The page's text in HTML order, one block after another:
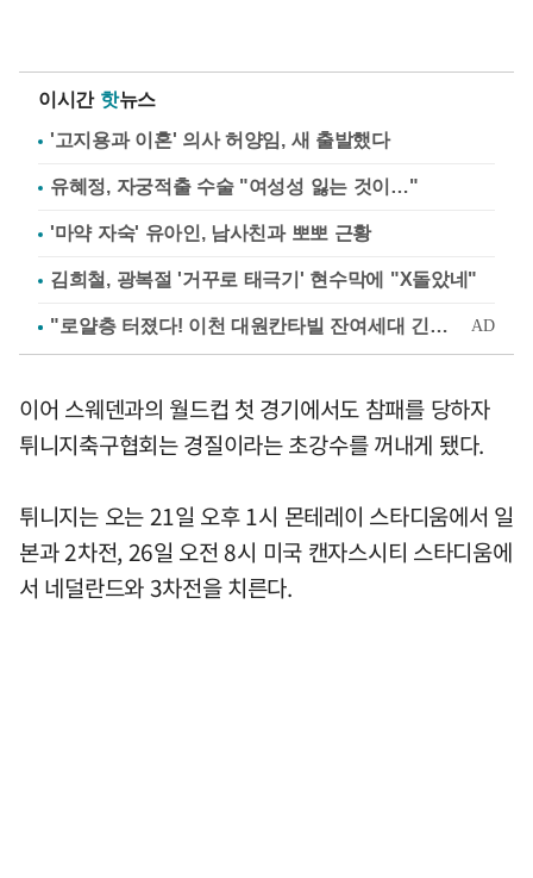
이시간 핫뉴스
'고지용과 이혼' 의사 허양임, 새 출발했다
유혜정, 자궁적출 수술 "여성성 잃는 것이…"
'마약 자숙' 유아인, 남사친과 뽀뽀 근황
김희철, 광복절 '거꾸로 태극기' 현수막에 "X돌았네"
이어 스웨덴과의 월드컵 첫 경기에서도 참패를 당하자
튀니지축구협회는 경질이라는 초강수를 꺼내게 됐다.
튀니지는 오는 21일 오후 1시 몬테레이 스타디움에서 일
본과 2차전, 26일 오전 8시 미국 캔자스시티 스타디움에
서 네덜란드와 3차전을 치른다.